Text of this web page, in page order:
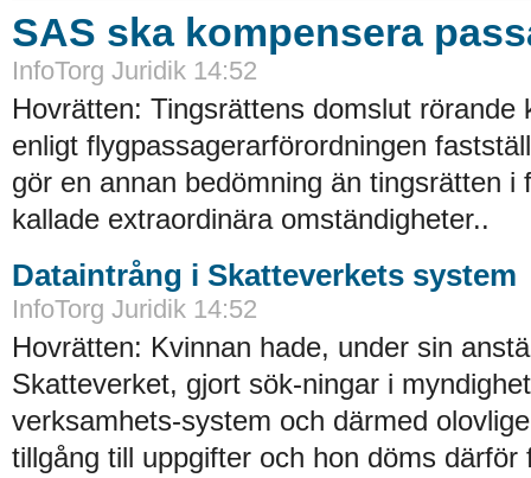
SAS ska kompensera
InfoTorg Juridik 14:52
Hovrätten: Tingsrättens domslut rörande
enligt flygpassagerarförordningen
gör en annan bedömning än tingsrätten i
kallade extraordinära omständigheter..
Dataintrång i Skatteverkets system
InfoTorg Juridik 14:52
Hovrätten: Kvinnan hade, under sin
Skatteverket, gjort sök-ningar i
verksamhets-system och därmed
tillgång till uppgifter och hon döms därför